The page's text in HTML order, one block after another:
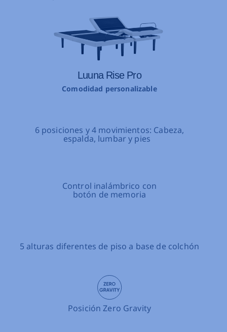
Ligera y diseño minimalista
Ajuste en 1 posición:
Control alámbrico
1 altura de piso a la base
colchón